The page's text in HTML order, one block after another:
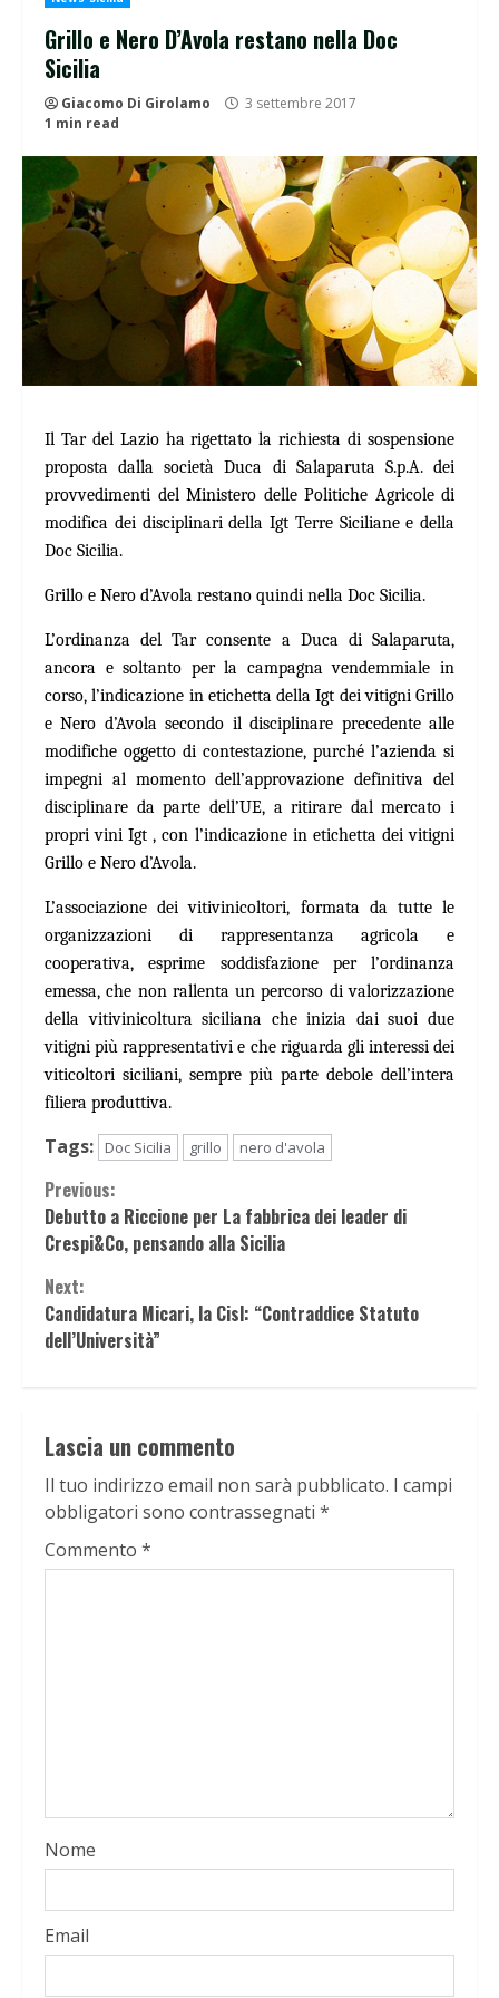
Grillo e Nero D’Avola restano nella Doc
Sicilia
Giacomo Di Girolamo
3 settembre 2017
1 min read
Il Tar del Lazio ha rigettato la richiesta di sospensione
proposta dalla società Duca di Salaparuta S.p.A. dei
provvedimenti del Ministero delle Politiche Agricole di
modifica dei disciplinari della Igt Terre Siciliane e della
Doc Sicilia.
Grillo e Nero d’Avola restano quindi nella Doc Sicilia.
L’ordinanza del Tar consente a Duca di Salaparuta,
ancora e soltanto per la campagna vendemmiale in
corso, l’indicazione in etichetta della Igt dei vitigni Grillo
e Nero d’Avola secondo il disciplinare precedente alle
modifiche oggetto di contestazione, purché l’azienda si
impegni al momento dell’approvazione definitiva del
disciplinare da parte dell’UE, a ritirare dal mercato i
propri vini Igt , con l’indicazione in etichetta dei vitigni
Grillo e Nero d’Avola.
L’associazione dei vitivinicoltori, formata da tutte le
organizzazioni di rappresentanza agricola e
cooperativa, esprime soddisfazione per l’ordinanza
emessa, che non rallenta un percorso di valorizzazione
della vitivinicoltura siciliana che inizia dai suoi due
vitigni più rappresentativi e che riguarda gli interessi dei
viticoltori siciliani, sempre più parte debole dell’intera
filiera produttiva.
Tags: Doc Sicilia grillo nero d'avola
Continue
Reading
Previous:
Debutto a Riccione per La fabbrica dei leader di
Crespi&Co, pensando alla Sicilia
Next:
Candidatura Micari, la Cisl: “Contraddice Statuto
dell’Università”
Lascia un commento
Il tuo indirizzo email non sarà pubblicato. I campi
obbligatori sono contrassegnati *
Commento *
Nome
Email